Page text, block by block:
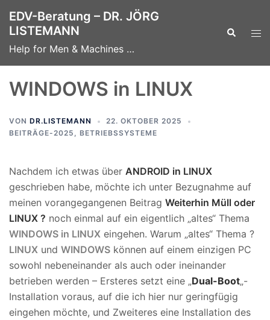
Inhalt
springen
EDV-Beratung – DR. JÖRG
LISTEMANN
Help for Men & Machines …
Suche
WINDOWS in LINUX
VON DR.LISTEMANN
22. OKTOBER 2025
BEITRÄGE-2025 , BETRIEBSSYSTEME
Nachdem ich etwas über ANDROID in LINUX
geschrieben habe, möchte ich unter Bezugnahme auf
meinen vorangegangenen Beitrag Weiterhin Müll oder
LINUX ? noch einmal auf ein eigentlich „altes“ Thema
WINDOWS in LINUX eingehen. Warum „altes“ Thema ?
LINUX und WINDOWS können auf einem einzigen PC
sowohl nebeneinander als auch oder ineinander
betrieben werden – Ersteres setzt eine „Dual-Boot„-
Installation voraus, auf die ich hier nur geringfügig
eingehen möchte, und Zweiteres eine Installation des